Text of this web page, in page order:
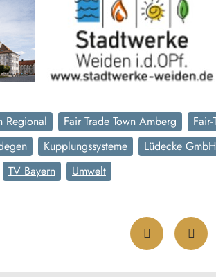
Regional Fair Trade Town Amberg
Kupplungssysteme Lüdecke GmbH
TV Bayern Umwelt